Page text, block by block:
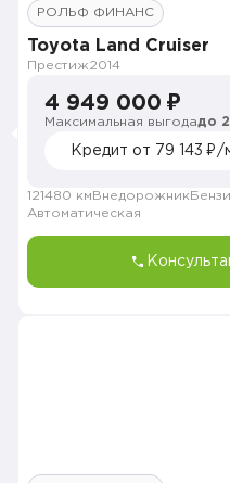
РОЛЬФ ФИНАНС
Toyota Land Cruiser
Престиж2014
4 949 000 ₽
Максимальная выгодадо
Кредит от 79 143 ₽/
121480 км Внедорожник
Автоматическая